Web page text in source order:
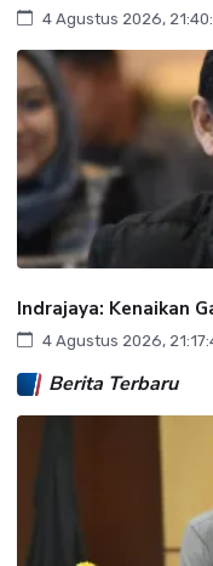
4 Agustus 2026,
Indrajaya: Kenaikan
4 Agustus 2026,
Berita Terbaru